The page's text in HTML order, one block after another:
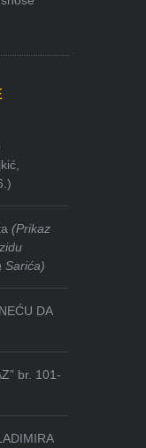
(Prikaz
Sarića)
DA
br. 101-